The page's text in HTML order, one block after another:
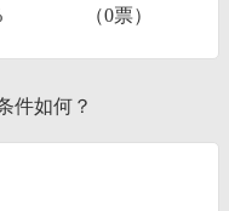
（0票）
件如何？